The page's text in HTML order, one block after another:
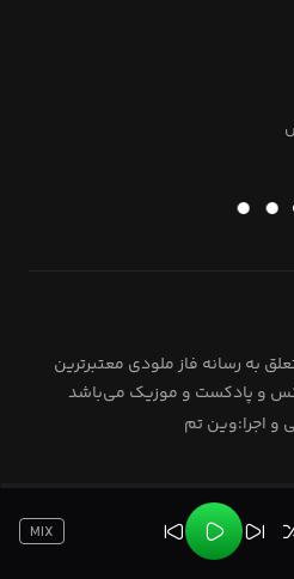
به رسانه فاز ملودی معتبرترین
و پادکست و موزیک می‌باشد
و اجرا:وین تم
MIX